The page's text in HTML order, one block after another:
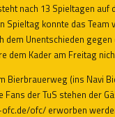
nach 13 Spieltagen
Spieltag konnte das
dem Unentschieden
dem Kader am Freitag
Bierbrauerweg (ins Navi
Fans der TuS stehen der
ofc.de/ofc/ erworben